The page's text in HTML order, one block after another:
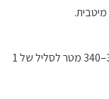
‏תלוי במשקל הסליל, אך בדרך כלל מדובר בכ‑330–340 מטר לסליל של 1